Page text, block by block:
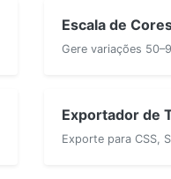
Escala de
Gere variações
Exportador de
Exporte para CSS,